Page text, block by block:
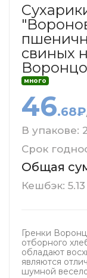
свиных
много
46.68₽
В упакове:
Срок
Общая
Кешбэк: 5.13
Гренки
отборного
обладают
являются
шумной